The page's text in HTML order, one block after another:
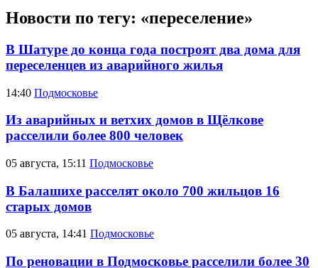
Новости по тегу: «переселение»
В Шатуре до конца года построят два дома для
переселенцев из аварийного жилья
14:40 Подмосковье
Из аварийных и ветхих домов в Щёлкове
расселили более 800 человек
05 августа, 15:11 Подмосковье
В Балашихе расселят около 700 жильцов 16
старых домов
05 августа, 14:41 Подмосковье
По реновации в Подмосковье расселили более 30